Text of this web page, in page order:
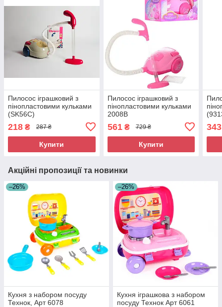
Пилосос іграшковий з
пінопластовими кульками
(SK56C)
218 ₴ 287 ₴
Купити
Пилосос іграшковий з
пінопластовими кульками
2008B
561₴ 729 ₴
Купити
343
Акційні пропозиції та новинки
–26%
Кухня з набором посуду
Технок, Арт 6078
–26%
Кухня іграшкова з набором
посуду Технок Арт 6061